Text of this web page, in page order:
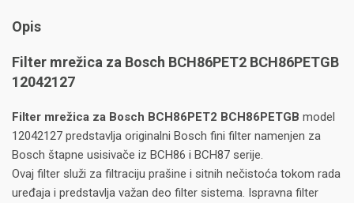
Opis
Filter mrežica za Bosch BCH86PET2 BCH86PETGB
12042127
Filter mrežica za Bosch BCH86PET2 BCH86PETGB model
12042127 predstavlja originalni Bosch fini filter namenjen za
Bosch štapne usisivače iz BCH86 i BCH87 serije.
Ovaj filter služi za filtraciju prašine i sitnih nečistoća tokom rada
uređaja i predstavlja važan deo filter sistema. Ispravna filter